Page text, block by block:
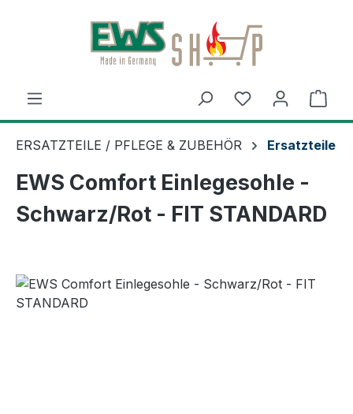
Zum Hauptinhalt springen
ERSATZTEILE / PFLEGE & ZUBEHÖR Ersatzteile
EWS Comfort Einlegesohle -
Schwarz/Rot - FIT STANDARD